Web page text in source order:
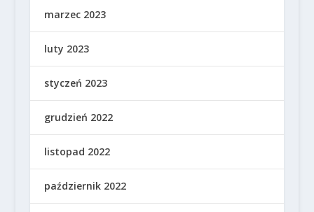
marzec 2023
luty 2023
styczeń 2023
grudzień 2022
listopad 2022
październik 2022